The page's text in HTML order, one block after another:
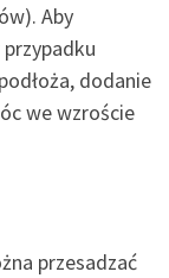
Aby
przypadku
dodanie
we wzroście
przesadzać